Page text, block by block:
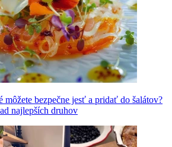
môžete bezpečne jesť a pridať do šalátov?
najlepších druhov